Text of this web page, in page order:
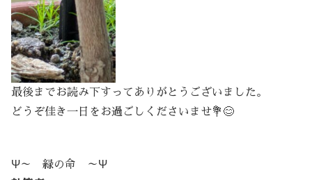
最後までお読み下すってありがとうございました。
どうぞ佳き一日をお過ごしくださいませ💐😊
Ψ～ 緑の命 ～Ψ